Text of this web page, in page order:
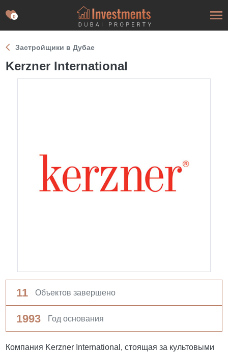
0
Застройщики в Дубае
Kerzner International
11 Объектов завершено
1993 Год основания
Компания Kerzner International, стоящая за культовыми